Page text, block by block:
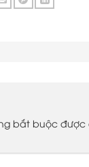
bắt buộc được